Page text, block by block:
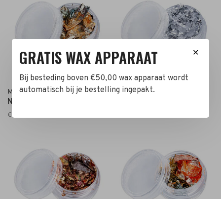
Mega Beauty Shop®
Nailart Flakes 3gr. (08)
€2,50
Mega Beauty Shop®
✕
GRATIS WAX APPARAAT
Bij besteding boven €50,00 wax apparaat wordt
automatisch bij je bestelling ingepakt.